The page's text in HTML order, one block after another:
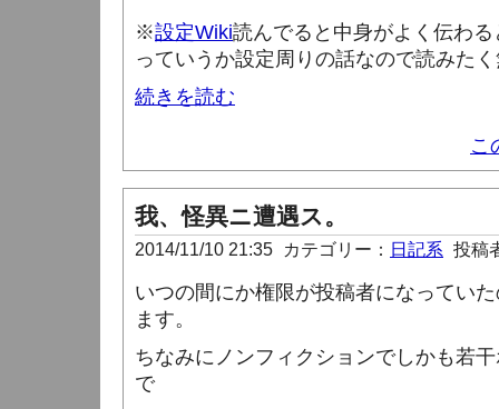
※設定Wiki読んでると中身がよく伝わ
っていうか設定周りの話なので読みた
続きを読む
こ
我、怪異ニ遭遇ス。
2014/11/10 21:35 カテゴリー： 日記系 投稿
いつの間にか権限が投稿者になってい
ます。
ちなみにノンフィクションでしかも若
で